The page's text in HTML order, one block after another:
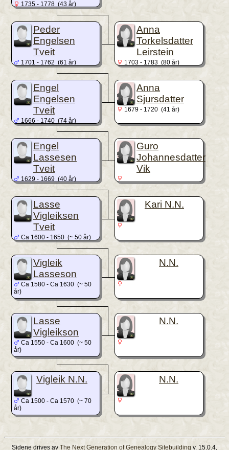
1735 - 1778 (43 år)
Peder
Engelsen
Tveit
1701 - 1762 (61 år)
Anna
Torkelsdatter
Leirstein
1703 - 1783 (80 år)
Engel
Engelsen
Tveit
1666 - 1740 (74 år)
Anna
Sjursdatter
1679 - 1720 (41 år)
Engel
Lassesen
Tveit
1629 - 1669 (40 år)
Guro
Johannesdatter
Vik
Lasse
Vigleiksen
Tveit
Ca 1600 - 1650 (~ 50 år)
Kari N.N.
Vigleik
Lasseson
Ca 1580 - Ca 1630 (~ 50
år)
N.N.
Lasse
Vigleikson
Ca 1550 - Ca 1600 (~ 50
år)
N.N.
Vigleik N.N.
Ca 1500 - Ca 1570 (~ 70
år)
N.N.
Sidene drives av The Next Generation of Genealogy Sitebuilding v. 15.0.4,